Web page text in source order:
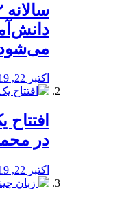
اکتبر 22, 2019
در
اکتبر 22, 2019